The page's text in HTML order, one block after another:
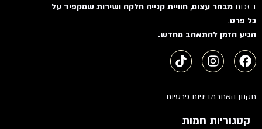
בזכותמבחר עצום, חוויית קנייה חלקה ושירות שמקפיד על
כל פרט.
הגיע הזמן להתאהב מחדש.
תקנון האתרמדיניות פרטיות
קטגוריות חמות